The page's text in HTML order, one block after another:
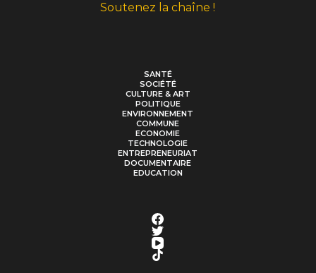
Soutenez la chaîne !
SANTÉ
SOCIÉTÉ
CULTURE & ART
POLITIQUE
ENVIRONNEMENT
COMMUNE
ECONOMIE
TECHNOLOGIE
ENTREPRENEURIAT
DOCUMENTAIRE
EDUCATION